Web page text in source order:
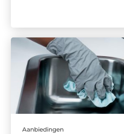
Aanbiedingen